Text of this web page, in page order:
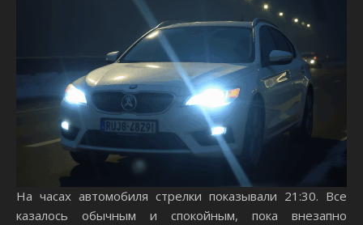
На часах автомобиля стрелки показывали 21:30. Все
казалось обычным и спокойным, пока внезапно